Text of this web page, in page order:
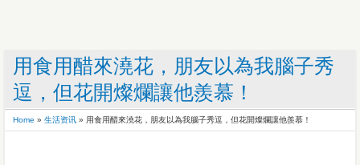
用食用醋來澆花，朋友以為我腦子秀
逗，但花開燦爛讓他羨慕！
Home » 生活资讯 » 用食用醋來澆花，朋友以為我腦子秀逗，但花開燦爛讓他羨慕！